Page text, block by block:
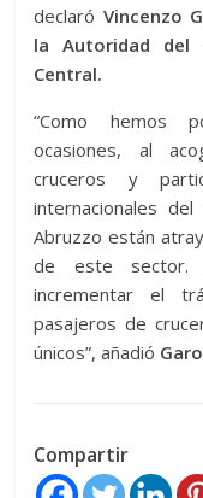
declaró Vincenzo
la Autoridad del
Central.
“Como hemos
ocasiones, al
cruceros y
internacionales
Abruzzo están
de este sector.
incrementar el
pasajeros de
únicos”, añadió
Compartir